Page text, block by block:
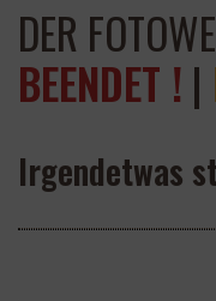
DER
BEENDET ! |
Irgendetwas